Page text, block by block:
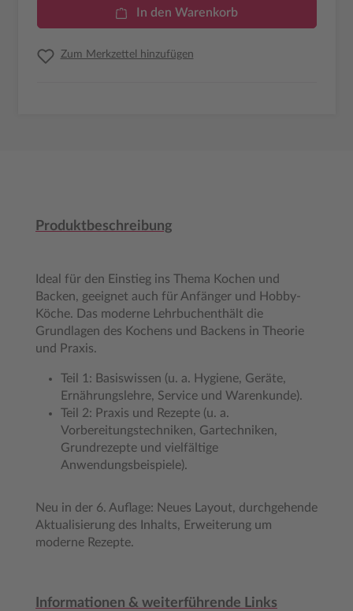
In den Warenkorb
Zum Merkzettel hinzufügen
Produktbeschreibung
Ideal für den Einstieg ins Thema Kochen und
Backen, geeignet auch für Anfänger und Hobby-
Köche. Das moderne Lehrbuchenthält die
Grundlagen des Kochens und Backens in Theorie
und Praxis.
Teil 1: Basiswissen (u. a. Hygiene, Geräte,
Ernährungslehre, Service und Warenkunde).
Teil 2: Praxis und Rezepte (u. a.
Vorbereitungstechniken, Gartechniken,
Grundrezepte und vielfältige
Anwendungsbeispiele).
Neu in der 6. Auflage: Neues Layout, durchgehende
Aktualisierung des Inhalts, Erweiterung um
moderne Rezepte.
Informationen & weiterführende Links